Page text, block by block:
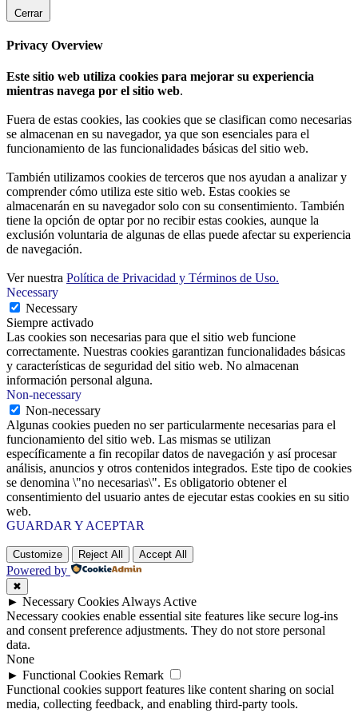
Cerrar
Privacy Overview
Este sitio web utiliza cookies para mejorar su experiencia
mientras navega por el sitio web.
Fuera de estas cookies, las cookies que se clasifican como necesarias
se almacenan en su navegador, ya que son esenciales para el
funcionamiento de las funcionalidades básicas del sitio web.
También utilizamos cookies de terceros que nos ayudan a analizar y
comprender cómo utiliza este sitio web. Estas cookies se
almacenarán en su navegador solo con su consentimiento. También
tiene la opción de optar por no recibir estas cookies, aunque la
exclusión voluntaria de algunas de ellas puede afectar su experiencia
de navegación.
Ver nuestra Política de Privacidad y Términos de Uso.
Necessary
Necessary
Siempre activado
Las cookies son necesarias para que el sitio web funcione
correctamente. Nuestras cookies garantizan funcionalidades básicas
y características de seguridad del sitio web. No almacenan
información personal alguna.
Non-necessary
Non-necessary
Algunas cookies pueden no ser particularmente necesarias para el
funcionamiento del sitio web. Las mismas se utilizan
específicamente a fin recopilar datos de navegación y así procesar
análisis, anuncios y otros contenidos integrados. Este tipo de cookies
se denomina \"no necesarias\". Es obligatorio obtener el
consentimiento del usuario antes de ejecutar estas cookies en su sitio
web.
GUARDAR Y ACEPTAR
Customize Reject All Accept All
Powered by
✖
► Necessary Cookies Always Active
Necessary cookies enable essential site features like secure log-ins
and consent preference adjustments. They do not store personal
data.
None
► Functional Cookies Remark
Functional cookies support features like content sharing on social
media, collecting feedback, and enabling third-party tools.